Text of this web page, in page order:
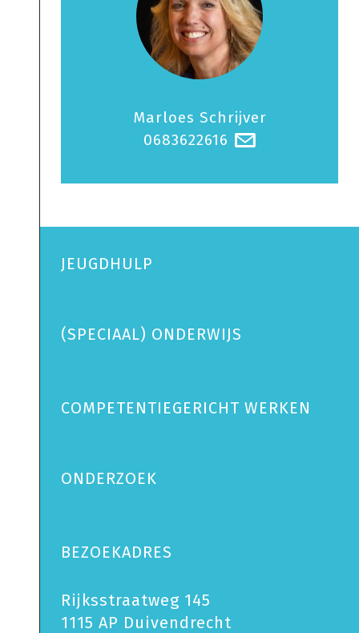
Marloes Schrijver
0683622616 @
JEUGDHULP
(SPECIAAL) ONDERWIJS
COMPETENTIEGERICHT WERKEN
ONDERZOEK
BEZOEKADRES
Rijksstraatweg 145
1115 AP Duivendrecht